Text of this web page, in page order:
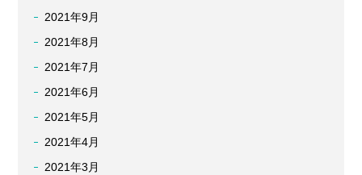
2021年9月
2021年8月
2021年7月
2021年6月
2021年5月
2021年4月
2021年3月